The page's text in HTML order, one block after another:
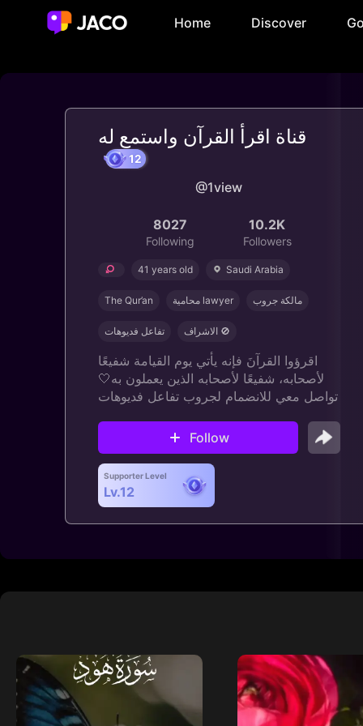
Home Discover
قناة اقرأ القرآن واستمع له
@1view
8027
Following
10.2K
Followers
41 years old Saudi Arabia
The Qur’an محامية lawyer مالكة جروب
تفاعل فديوهات الاشراف 🚫
اقرؤوا القرآنَ فإنه يأتي يوم القيامة شفيعًا
لأصحابه، شفيعًا لأصحابه الذين يعملون به🤍
تواصل معي للانضمام لجروب تفاعل فديوهات
Follow
Supporter Level
Lv.12